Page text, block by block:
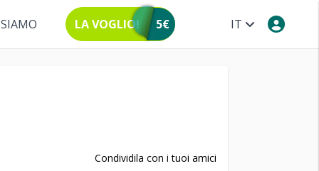
IT
LA VOGLIO! 5€
Condividila con i tuoi amici